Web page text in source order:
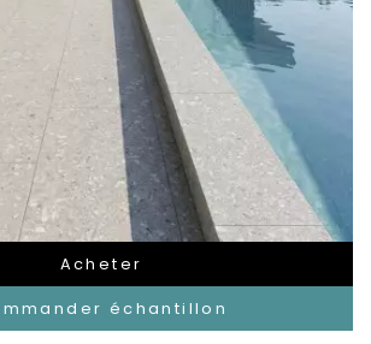
Acheter
échantillon